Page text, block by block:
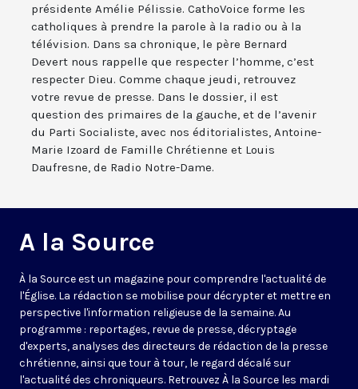
présidente Amélie Pélissie. CathoVoice forme les
catholiques à prendre la parole à la radio ou à la
télévision. Dans sa chronique, le père Bernard
Devert nous rappelle que respecter l’homme, c’est
respecter Dieu. Comme chaque jeudi, retrouvez
votre revue de presse. Dans le dossier, il est
question des primaires de la gauche, et de l’avenir
du Parti Socialiste, avec nos éditorialistes, Antoine-
Marie Izoard de Famille Chrétienne et Louis
Daufresne, de Radio Notre-Dame.
A la Source
À la Source est un magazine pour comprendre l'actualité de
l'Église. La rédaction se mobilise pour décrypter et mettre en
perspective l'information religieuse de la semaine. Au
programme : reportages, revue de presse, décryptage
d'experts, analyses des directeurs de rédaction de la presse
chrétienne, ainsi que tour à tour, le regard décalé sur
l'actualité des chroniqueurs. Retrouvez À la Source les mardi